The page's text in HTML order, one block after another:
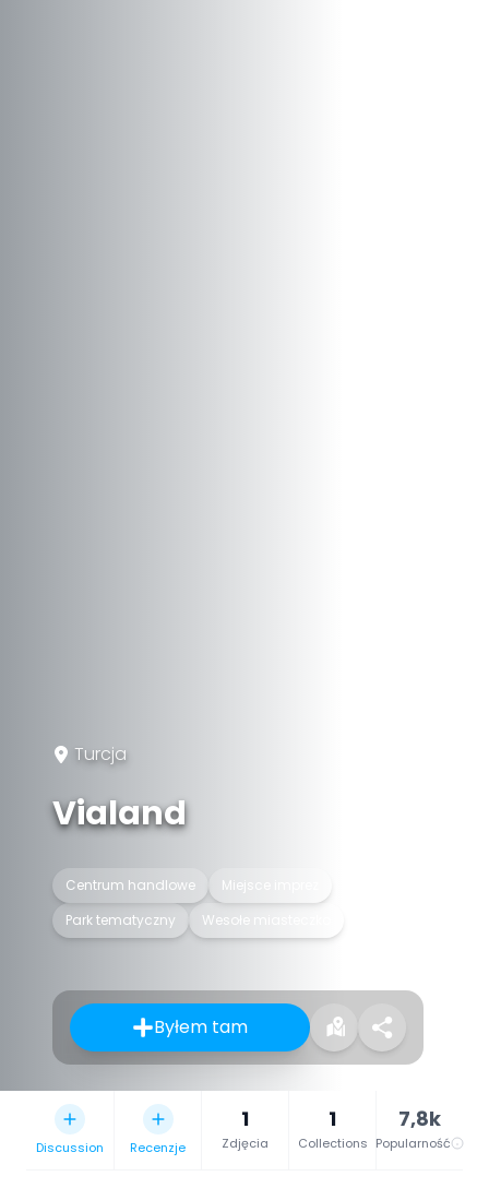
Turcja
Vialand
Centrum handlowe
Miejsce imprez
Park tematyczny
Wesołe miasteczko
Byłem tam
Discussion Recenzje
1
Zdjęcia
1
Collections
7,8k
Popularność